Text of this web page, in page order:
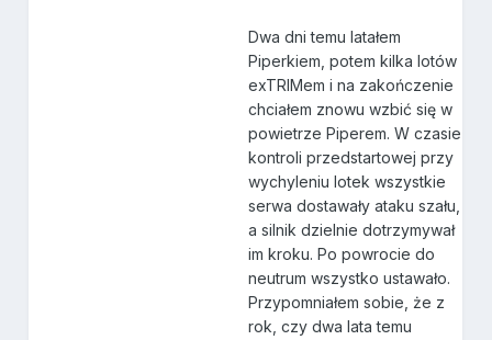
Dwa dni temu latałem
Piperkiem, potem kilka lotów
exTRIMem i na zakończenie
chciałem znowu wzbić się w
powietrze Piperem. W czasie
kontroli przedstartowej przy
wychyleniu lotek wszystkie
serwa dostawały ataku szału,
a silnik dzielnie dotrzymywał
im kroku. Po powrocie do
neutrum wszystko ustawało.
Przypomniałem sobie, że z
rok, czy dwa lata temu